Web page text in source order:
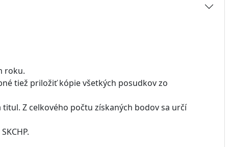
roku.
tiež priložiť kópie všetkých posudkov zo
Z celkového počtu získaných bodov sa určí